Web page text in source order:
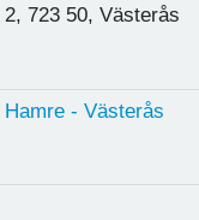
723 50, Västerås
Hamre - Västerås